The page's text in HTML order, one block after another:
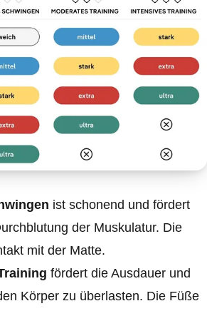
ist schonend und fördert
der Muskulatur. Die
mit der Matte.
fördert die Ausdauer und
Körper zu überlasten. Die Füße